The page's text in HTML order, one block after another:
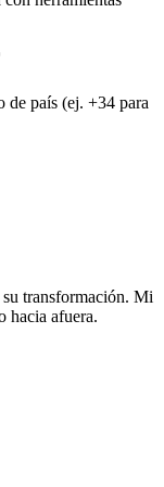
de país (ej. +34 para
su transformación. Mi
hacia afuera.